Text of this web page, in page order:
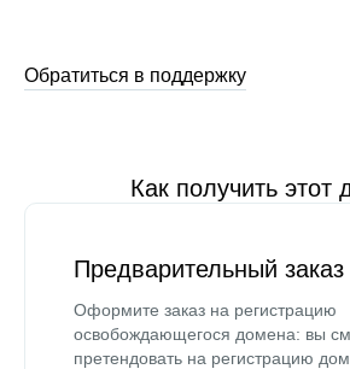
Обратиться в поддержку
Как получить этот
Предварительный заказ
Оформите заказ на регистрацию
освобождающегося домена: вы
претендовать на регистрацию